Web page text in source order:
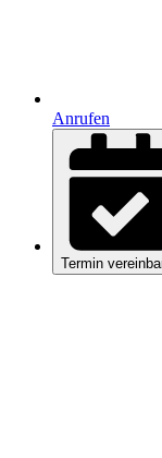
Anrufen
Termin